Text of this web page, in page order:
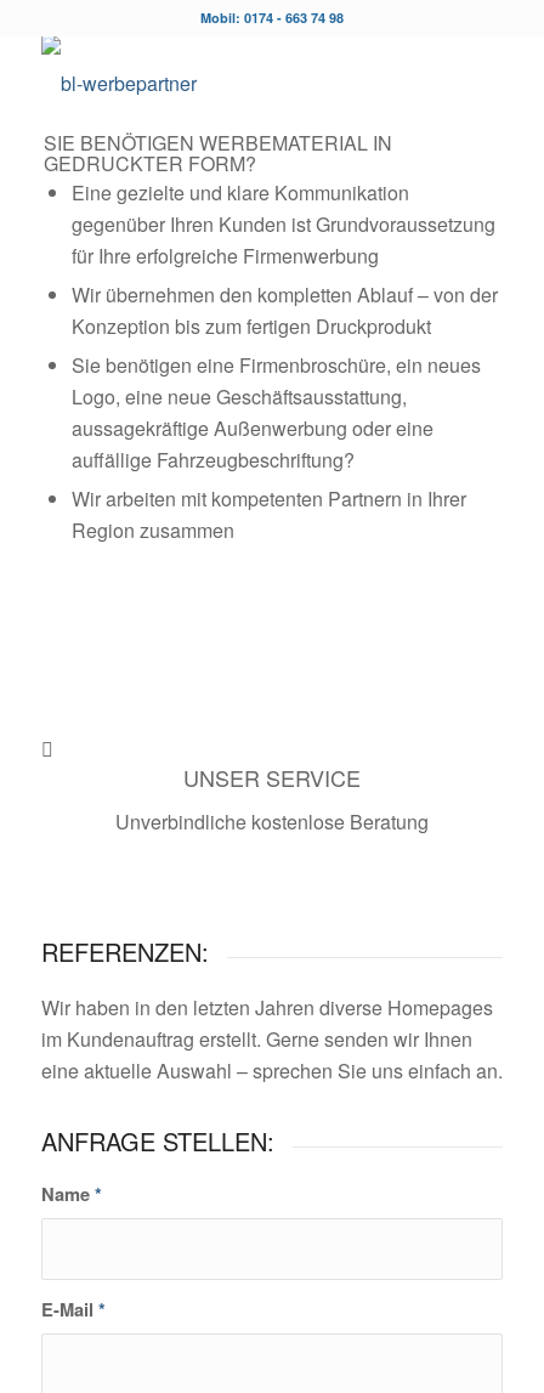
Mobil: 0174 - 663 74 98
SIE BENÖTIGEN WERBEMATERIAL IN
GEDRUCKTER FORM?
Eine gezielte und klare Kommunikation
gegenüber Ihren Kunden ist Grundvoraussetzung
für Ihre erfolgreiche Firmenwerbung
Wir übernehmen den kompletten Ablauf – von der
Konzeption bis zum fertigen Druckprodukt
Sie benötigen eine Firmenbroschüre, ein neues
Logo, eine neue Geschäftsausstattung,
aussagekräftige Außenwerbung oder eine
auffällige Fahrzeugbeschriftung?
Wir arbeiten mit kompetenten Partnern in Ihrer
Region zusammen
UNSER SERVICE
Unverbindliche kostenlose Beratung
REFERENZEN:
Wir haben in den letzten Jahren diverse Homepages
im Kundenauftrag erstellt. Gerne senden wir Ihnen
eine aktuelle Auswahl – sprechen Sie uns einfach an.
ANFRAGE STELLEN:
Name*
E-Mail *